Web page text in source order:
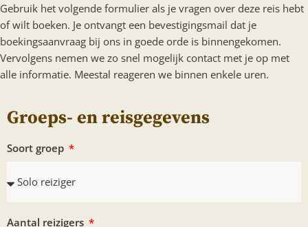
Gebruik het volgende formulier als je vragen over deze reis hebt
of wilt boeken. Je ontvangt een bevestigingsmail dat je
boekingsaanvraag bij ons in goede orde is binnengekomen.
Vervolgens nemen we zo snel mogelijk contact met je op met
alle informatie. Meestal reageren we binnen enkele uren.
Groeps- en reisgegevens
Soort groep
Aantal reizigers